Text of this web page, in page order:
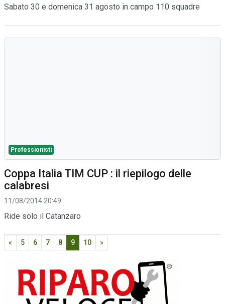
Sabato 30 e domenica 31 agosto in campo 110 squadre
Professionisti
Coppa Italia TIM CUP : il riepilogo delle
calabresi
11/08/2014 20:49
Ride solo il Catanzaro
« 5 6 7 8 9 10 »